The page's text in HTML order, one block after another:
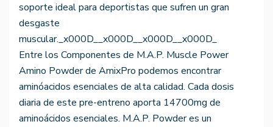
soporte ideal para deportistas que sufren un gran
desgaste
muscular._x000D__x000D__x000D__x000D_
Entre los Componentes de M.A.P. Muscle Power
Amino Powder de AmixPro podemos encontrar
aminóacidos esenciales de alta calidad. Cada dosis
diaria de este pre-entreno aporta 14700mg de
aminoácidos esenciales. M.A.P. Powder es un